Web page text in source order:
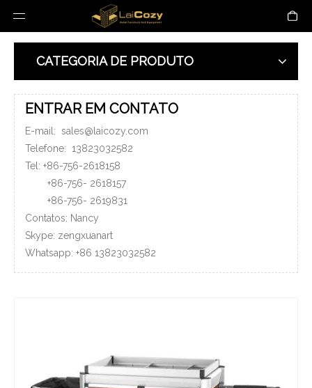
CATEGORIA DE PRODUTO
ENTRAR EM CONTATO
E-mail: sales@laicozy.com
Telefone: 13823032582
Tel: +86-756-2618158
+86-756- 2618157
+86-756- 2619831
Contatos: Nancy
Skype: zengxuanart
Whatsapp: +86 13823032582